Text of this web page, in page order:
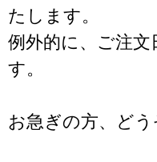
たします。
例外的に、ご注
す。
お急ぎの方、ど